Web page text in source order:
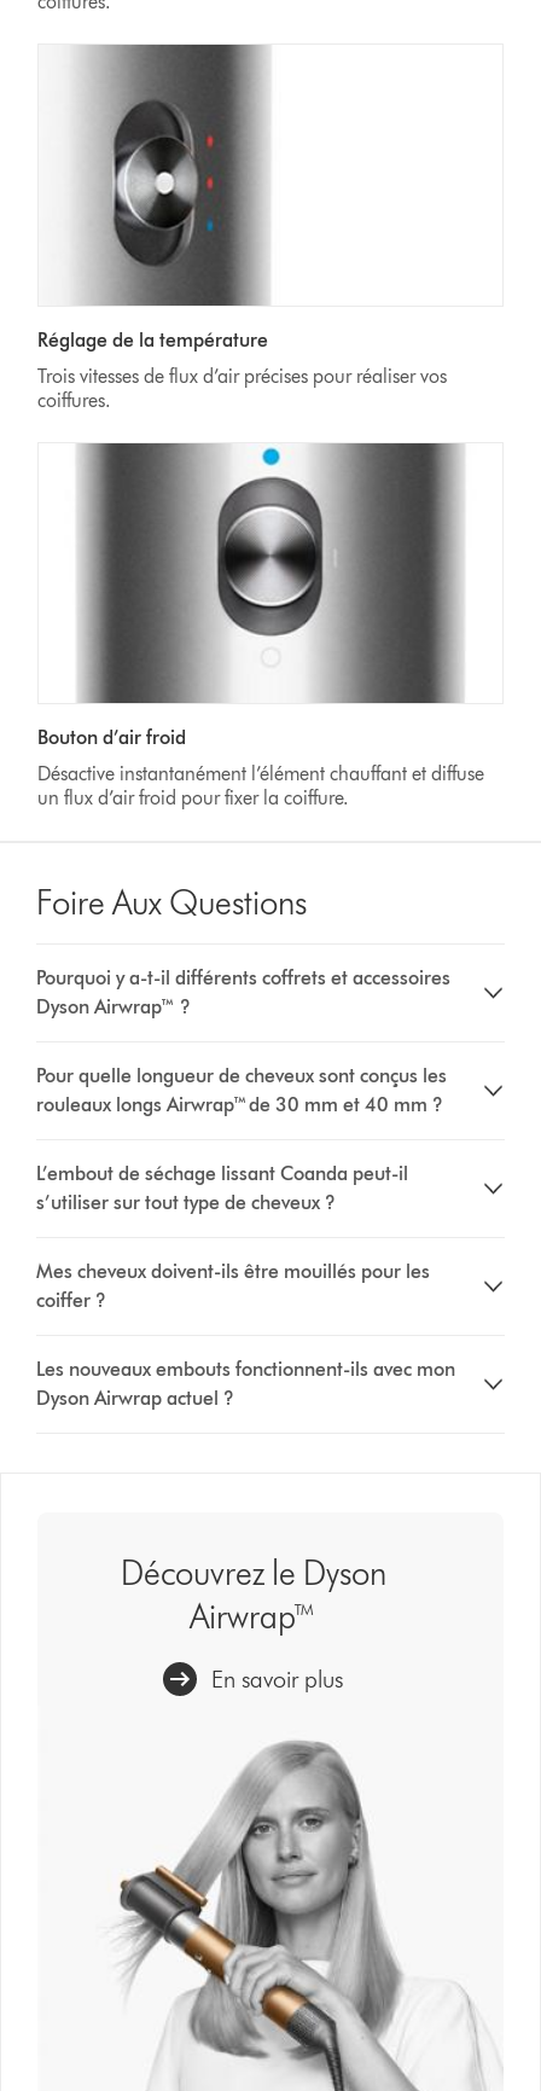
Réglage de la température
Trois vitesses de flux d’air précises pour réaliser vos
coiffures.
Bouton d’air froid
Désactive instantanément l’élément chauffant et diffuse
un flux d’air froid pour fixer la coiffure.
Foire Aux Questions
Pourquoi y a-t-il différents coffrets et accessoires
Dyson Airwrap™ ?
Pour quelle longueur de cheveux sont conçus les
rouleaux longs Airwrap™ de 30 mm et 40 mm ?
L’embout de séchage lissant Coanda peut-il
s’utiliser sur tout type de cheveux ?
Mes cheveux doivent-ils être mouillés pour les
coiffer ?
Les nouveaux embouts fonctionnent-ils avec mon
Dyson Airwrap actuel ?
Découvrez le Dyson
Airwrap™
En savoir plus